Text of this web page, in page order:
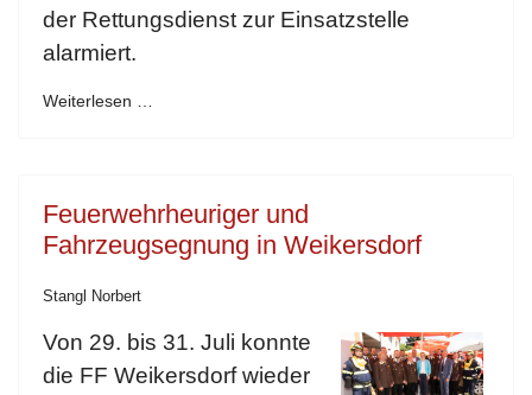
der Rettungsdienst zur Einsatzstelle
alarmiert.
Weiterlesen …
Feuerwehrheuriger und
Fahrzeugsegnung in Weikersdorf
Stangl Norbert
Von 29. bis 31. Juli konnte
die FF Weikersdorf wieder